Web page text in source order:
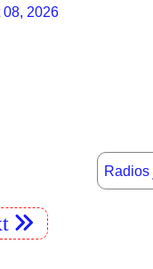
08, 2026